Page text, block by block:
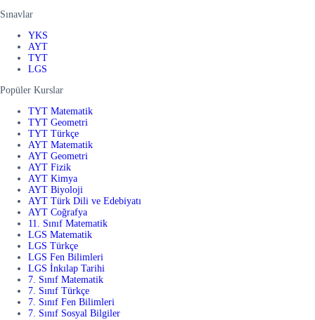
Sınavlar
YKS
AYT
TYT
LGS
Popüler Kurslar
TYT Matematik
TYT Geometri
TYT Türkçe
AYT Matematik
AYT Geometri
AYT Fizik
AYT Kimya
AYT Biyoloji
AYT Türk Dili ve Edebiyatı
AYT Coğrafya
11. Sınıf Matematik
LGS Matematik
LGS Türkçe
LGS Fen Bilimleri
LGS İnkılap Tarihi
7. Sınıf Matematik
7. Sınıf Türkçe
7. Sınıf Fen Bilimleri
7. Sınıf Sosyal Bilgiler